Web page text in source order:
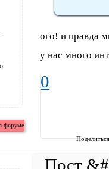
ого! и правда
у нас много
0